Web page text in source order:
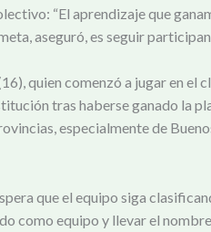
“El aprendizaje que
aseguró, es seguir
quien comenzó a jugar en
tras haberse ganado la
especialmente de
que el equipo siga
como equipo y llevar el